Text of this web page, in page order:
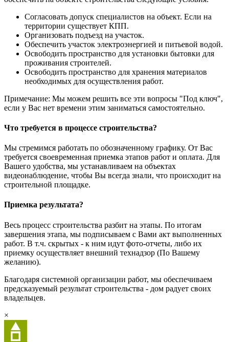
Согласовать допуск специалистов на объект. Если на
территории существует КПП.
Организовать подъезд на участок.
Обеспечить участок электроэнергией и питьевой водой.
Освободить пространство для установки бытовки для
проживания строителей.
Освободить пространство для хранения материалов
необходимых для осуществления работ.
Примечание: Мы можем решить все эти вопросы "Под ключ",
если у Вас нет времени этим заниматься самостоятельно.
Что требуется в процессе строительства?
Мы стремимся работать по обозначенному графику. От Вас
требуется своевременная приемка этапов работ и оплата. Для
Вашего удобства, мы устанавливаем на объектах
видеонаблюдение, чтобы Вы всегда знали, что происходит на
строительной площадке.
Приемка результата?
Весь процесс строительства разбит на этапы. По итогам
завершения этапа, мы подписываем с Вами акт выполненных
работ. В т.ч. скрытых - к ним идут фото-отчеты, либо их
приемку осуществляет внешний технадзор (По Вашему
желанию).
Благодаря системной организации работ, мы обеспечиваем
предсказуемый результат строительства - дом радует своих
владельцев.
×